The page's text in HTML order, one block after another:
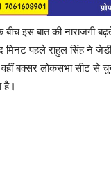
इस बात की नाराजगी
मिनट पहले राहुल सिंह ने
बक्सर लोकसभा सीट से
है।